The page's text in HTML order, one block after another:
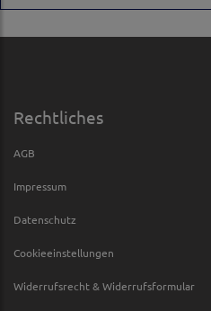
Rechtliches
AGB
Impressum
Datenschutz
Cookieeinstellungen
Widerrufsrecht & Widerrufsformular